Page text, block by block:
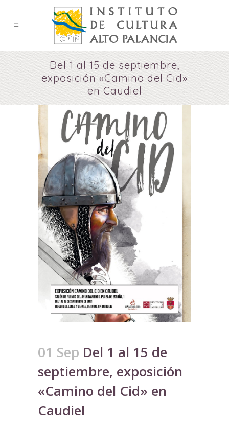
Del 1 al 15 de septiembre,
exposición «Camino del Cid»
en Caudiel
01 Sep Del 1 al 15 de
septiembre, exposición
«Camino del Cid» en
Caudiel